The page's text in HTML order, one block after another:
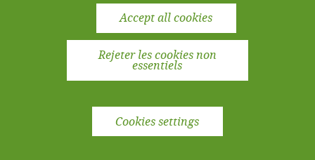
LABBOOK 3.4
Tutoriel
Unités fonctionnelles
Accept all cookies
Rejeter les cookies non
essentiels
Cookies settings